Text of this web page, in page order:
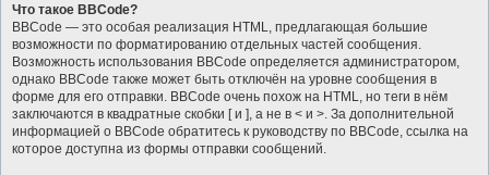
Что такое BBCode?
BBCode — это особая реализация HTML, предлагающая большие
возможности по форматированию отдельных частей сообщения.
Возможность использования BBCode определяется администратором,
однако BBCode также может быть отключён на уровне сообщения в
форме для его отправки. BBCode очень похож на HTML, но теги в нём
заключаются в квадратные скобки [ и ], а не в < и >. За дополнительной
информацией о BBCode обратитесь к руководству по BBCode, ссылка на
которое доступна из формы отправки сообщений.